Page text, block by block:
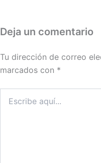
Deja un comentario
Tu dirección de correo
marcados con *
aquí...